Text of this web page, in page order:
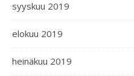
syyskuu 2019
elokuu 2019
heinäkuu 2019